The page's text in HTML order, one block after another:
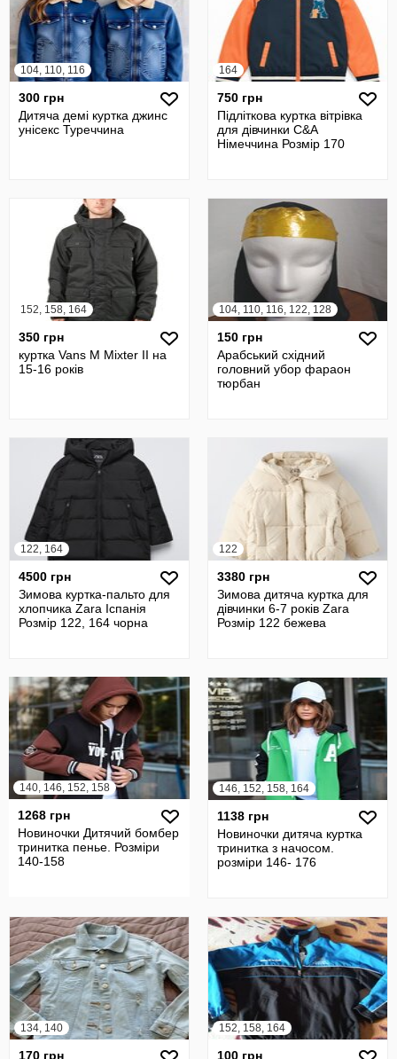
104, 110, 116
300 грн
Дитяча демі куртка джинс
унісекс Туреччина
164
750 грн
Підліткова куртка вітрівка
для дівчинки C&A
Німеччина Розмір 170
152, 158, 164
350 грн
куртка Vans M Mixter II на
15-16 років
104, 110, 116, 122, 128
150 грн
Арабський східний
головний убор фараон
тюрбан
122, 164
4500 грн
Зимова куртка-пальто для
хлопчика Zara Іспанія
Розмір 122, 164 чорна
122
3380 грн
Зимова дитяча куртка для
дівчинки 6-7 років Zara
Розмір 122 бежева
140, 146, 152, 158
1268 грн
Новиночки Дитячий бомбер
тринитка пенье. Розміри
140-158
146, 152, 158, 164
1138 грн
Новиночки дитяча куртка
тринитка з начосом.
розміри 146- 176
134, 140
170 грн
152, 158, 164
100 грн